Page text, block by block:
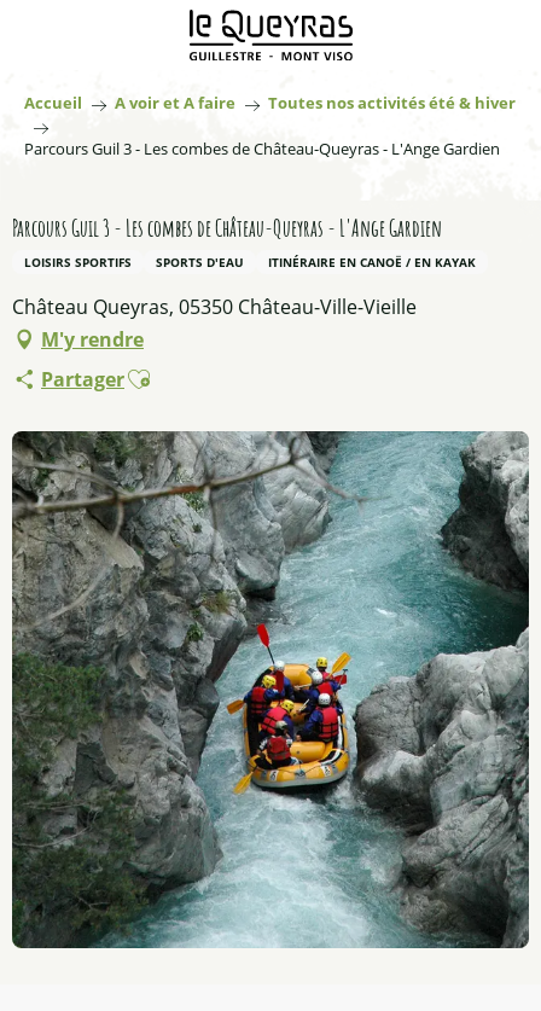
principal
Accueil A voir et A faire Toutes nos activités été & hiver
Parcours Guil 3 - Les combes de Château-Queyras - L'Ange Gardien
Parcours Guil 3 - Les combes de Château-Queyras - L'Ange Gardien
LOISIRS SPORTIFS SPORTS D'EAU ITINÉRAIRE EN CANOË / EN KAYAK
Château Queyras, 05350 Château-Ville-Vieille
M'y rendre
PartagerAjouter aux favoris